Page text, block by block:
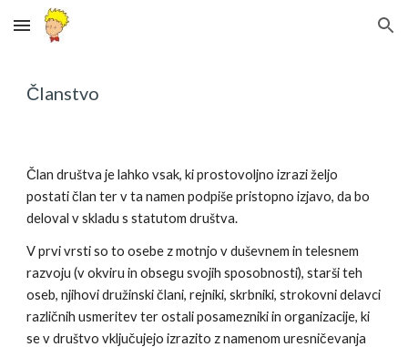
Skip to main content Skip to navigation
Članstvo
Član društva je lahko vsak, ki prostovoljno izrazi željo
postati član ter v ta namen podpiše pristopno izjavo, da bo
deloval v skladu s statutom društva.
V prvi vrsti so to osebe z motnjo v duševnem in telesnem
razvoju (v okviru in obsegu svojih sposobnosti), starši teh
oseb, njihovi družinski člani, rejniki, skrbniki, strokovni delavci
različnih usmeritev ter ostali posamezniki in organizacije, ki
se v društvo vključujejo izrazito z namenom uresničevanja